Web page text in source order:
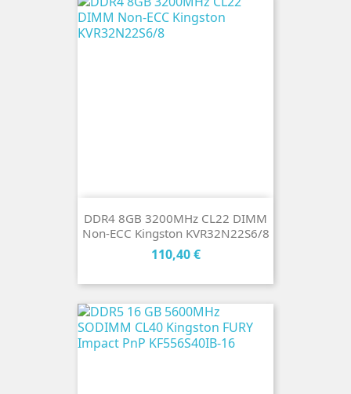
DDR4 8GB 3200MHz CL22 DIMM
Non-ECC Kingston KVR32N22S6/8
Cena
110,40 €